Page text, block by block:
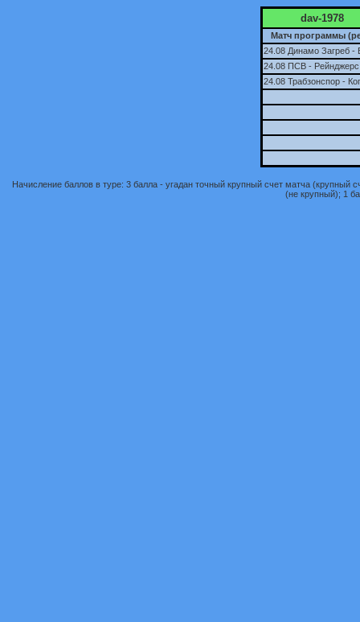
dav-1978
Матч программы
24.08 Динамо Загреб -
24.08 ПСВ - Рейнджерс
24.08 Трабзонспор -
Начисление баллов в туре: 3 балла - угадан точный крупный счет матча (крупный
(не крупный); 1